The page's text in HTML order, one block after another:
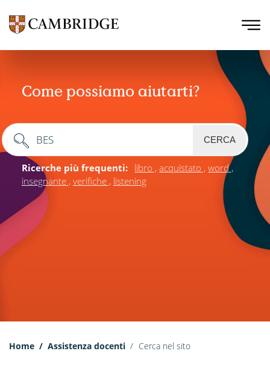
Come possiamo aiutarti?
CERCA
Ricerche più frequenti: libro acquistato
word
insegnante verifiche listening
Home Assistenza docenti Cerca nel sito